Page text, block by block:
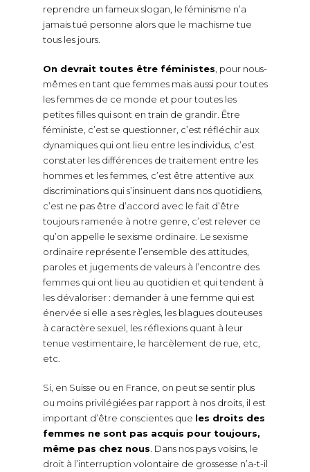
reprendre un fameux slogan, le féminisme n’a
jamais tué personne alors que le machisme tue
tous les jours.
On devrait toutes être féministes , pour nous-
mêmes en tant que femmes mais aussi pour toutes
les femmes de ce monde et pour toutes les
petites filles qui sont en train de grandir. Être
féministe, c’est se questionner, c’est réfléchir aux
dynamiques qui ont lieu entre les individus, c’est
constater les différences de traitement entre les
hommes et les femmes, c’est être attentive aux
discriminations qui s’insinuent dans nos quotidiens,
c’est ne pas être d’accord avec le fait d’être
toujours ramenée à notre genre, c’est relever ce
qu’on appelle le sexisme ordinaire. Le sexisme
ordinaire représente l’ensemble des attitudes,
paroles et jugements de valeurs à l’encontre des
femmes qui ont lieu au quotidien et qui tendent à
les dévaloriser : demander à une femme qui est
énervée si elle a ses règles, les blagues douteuses
à caractère sexuel, les réflexions quant à leur
tenue vestimentaire, le harcèlement de rue, etc,
etc.
Si, en Suisse ou en France, on peut se sentir plus
ou moins privilégiées par rapport à nos droits, il est
important d’être conscientes que les droits des
femmes ne sont pas acquis pour toujours,
même pas chez nous . Dans nos pays voisins, le
droit à l’interruption volontaire de grossesse n’a-t-il